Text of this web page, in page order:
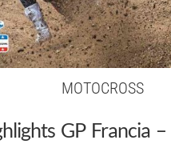
MOTOCROSS
GP Francia